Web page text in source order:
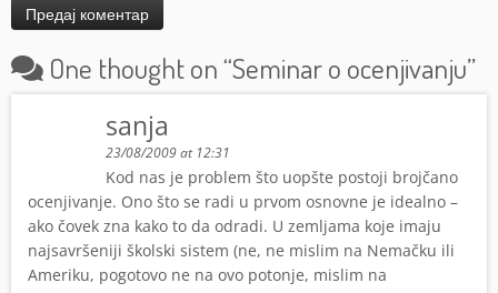
One thought on “Seminar o ocenjivanju”
sanja
23/08/2009 at 12:31
Kod nas je problem što uopšte postoji brojčano
ocenjivanje. Ono što se radi u prvom osnovne je idealno –
ako čovek zna kako to da odradi. U zemljama koje imaju
najsavršeniji školski sistem (ne, ne mislim na Nemačku ili
Ameriku, pogotovo ne na ovo potonje, mislim na